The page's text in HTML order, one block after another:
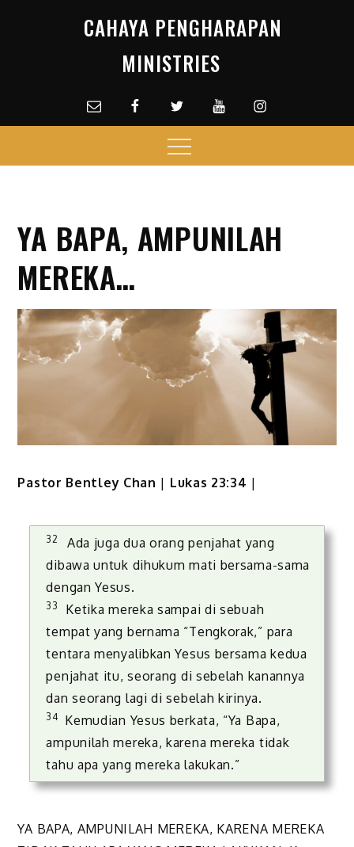
CAHAYA PENGHARAPAN
MINISTRIES
Email facebookTwitterYoutubeInstagram
Menu
YA BAPA, AMPUNILAH
MEREKA…
Pastor Bentley Chan | Lukas 23:34 |
32 Ada juga dua orang penjahat yang
dibawa untuk dihukum mati bersama-sama
dengan Yesus.
33
Ketika mereka sampai di sebuah
tempat yang bernama “Tengkorak,” para
tentara menyalibkan Yesus bersama kedua
penjahat itu, seorang di sebelah kanannya
dan seorang lagi di sebelah kirinya.
34
Kemudian Yesus berkata, “Ya Bapa,
ampunilah mereka, karena mereka tidak
tahu apa yang mereka lakukan.”
YA BAPA, AMPUNILAH MEREKA, KARENA MEREKA